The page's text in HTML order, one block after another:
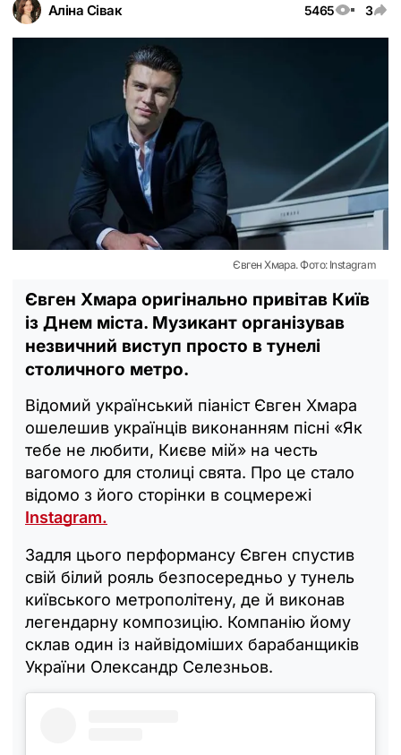
Аліна Сівак 5465 3
Євген Хмара. Фото: Instagram
Євген Хмара оригінально привітав Київ
із Днем міста. Музикант організував
незвичний виступ просто в тунелі
столичного метро.
Відомий український піаніст Євген Хмара
ошелешив українців виконанням пісні «Як
тебе не любити, Києве мій» на честь
вагомого для столиці свята. Про це стало
відомо з його сторінки в соцмережі
Instagram.
Задля цього перформансу Євген спустив
свій білий рояль безпосередньо у тунель
київського метрополітену, де й виконав
легендарну композицію. Компанію йому
склав один із найвідоміших барабанщиків
України Олександр Селезньов.